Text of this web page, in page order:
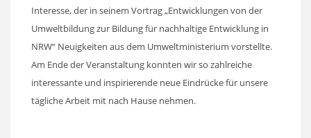
Interesse, der in seinem Vortrag „Entwicklungen von der
Umweltbildung zur Bildung für nachhaltige Entwicklung in
NRW“ Neuigkeiten aus dem Umweltministerium vorstellte.
Am Ende der Veranstaltung konnten wir so zahlreiche
interessante und inspirierende neue Eindrücke für unsere
tägliche Arbeit mit nach Hause nehmen.